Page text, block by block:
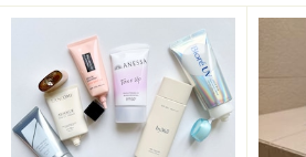
やチーク、カラーパウダー、デコ
ンで活躍してくれる。繊細なシア
ク上のラグジュアリー肌へ。